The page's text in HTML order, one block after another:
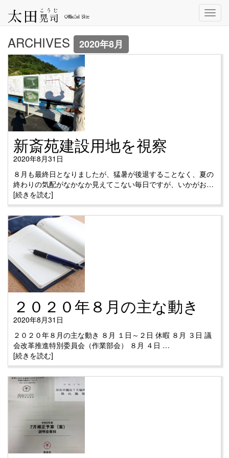
ARCHIVES 2020年8月
新斎苑建設用地を視察
2020年8月31日
８月も最終日となりましたが、猛暑が後退することなく、夏の
終わりの気配がなかなか見えてこない毎日ですが、いかがお…
[続きを読む]
２０２０年８月の主な動き
2020年8月31日
２０２０年８月の主な動き ８月 １日～２日 休暇 ８月 ３日 議
会改革推進特別委員会（作業部会） ８月 ４日 …
[続きを読む]